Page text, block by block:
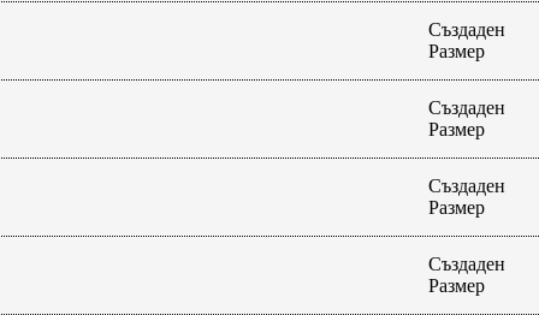
Създаден
Размер
Създаден
Размер
Създаден
Размер
Създаден
Размер